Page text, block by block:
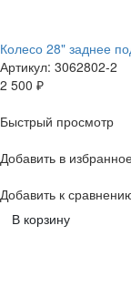
Колесо 28" заднее
Артикул: 3062802-2
2 500 ₽
Быстрый просмотр
Добавить в
Добавить к
В корзину